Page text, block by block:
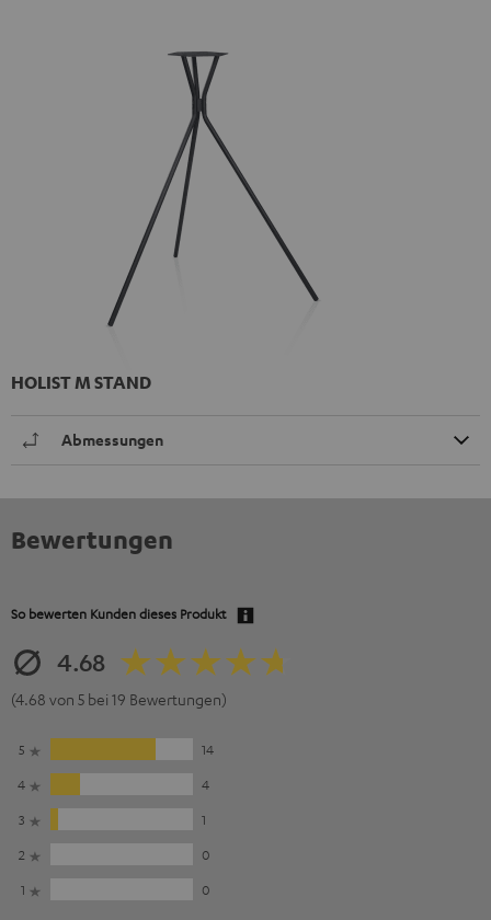
HOLIST M STAND
Abmessungen
Bewertungen
So bewerten Kunden dieses Produkt
4.68
(4.68 von 5 bei 19 Bewertungen)
5
14
4
4
3
1
2
0
1
0